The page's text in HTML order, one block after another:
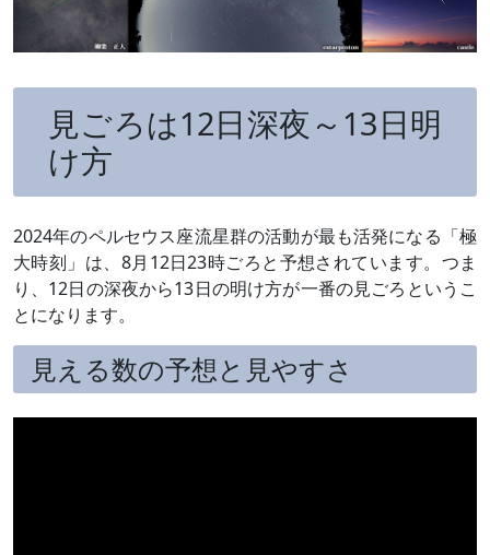
見ごろは12日深夜～13日明
け方
2024年のペルセウス座流星群の活動が最も活発になる「極
大時刻」は、8月12日23時ごろと予想されています。つま
り、12日の深夜から13日の明け方が一番の見ごろというこ
とになります。
見える数の予想と見やすさ